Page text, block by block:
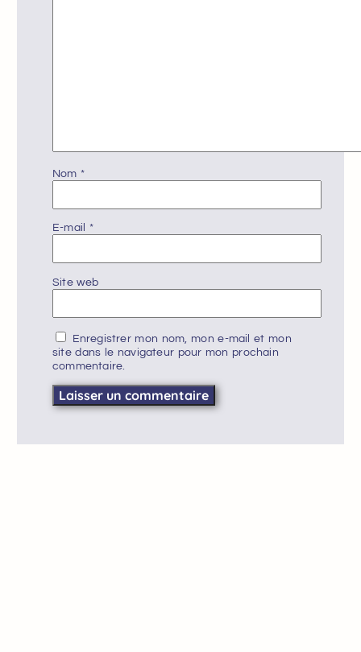
Nom*
E-mail *
Site web
Enregistrer mon nom, mon e-mail et mon
site dans le navigateur pour mon prochain
commentaire.